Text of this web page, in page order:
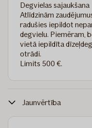
Degvielas sajaukšana
Atlīdzinām
radušies iepildot
degvielu. Piemēram,
vietā iepildīta
otrādi.
Limits 500 €.
Jaunvērtība